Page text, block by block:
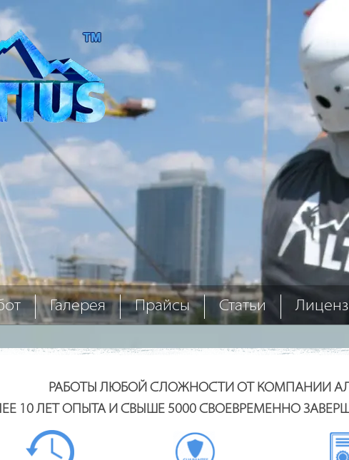
Галерея Прайсы Статьи
РАБОТЫ ЛЮБОЙ СЛОЖНОСТИ ОТ КОМПАНИИ
10 ЛЕТ ОПЫТА И СВЫШЕ 5000 СВОЕВРЕМЕННО